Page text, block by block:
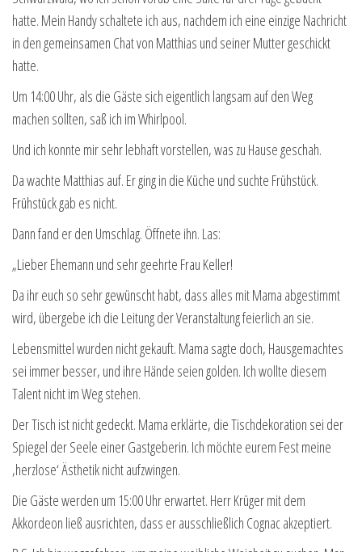
hatte. Mein Handy schaltete ich aus, nachdem ich eine einzige Nachricht
in den gemeinsamen Chat von Matthias und seiner Mutter geschickt
hatte.
Um 14:00 Uhr, als die Gäste sich eigentlich langsam auf den Weg
machen sollten, saß ich im Whirlpool.
Und ich konnte mir sehr lebhaft vorstellen, was zu Hause geschah.
Da wachte Matthias auf. Er ging in die Küche und suchte Frühstück.
Frühstück gab es nicht.
Dann fand er den Umschlag. Öffnete ihn. Las:
„Lieber Ehemann und sehr geehrte Frau Keller!
Da ihr euch so sehr gewünscht habt, dass alles mit Mama abgestimmt
wird, übergebe ich die Leitung der Veranstaltung feierlich an sie.
Lebensmittel wurden nicht gekauft. Mama sagte doch, Hausgemachtes
sei immer besser, und ihre Hände seien golden. Ich wollte diesem
Talent nicht im Weg stehen.
Der Tisch ist nicht gedeckt. Mama erklärte, die Tischdekoration sei der
Spiegel der Seele einer Gastgeberin. Ich möchte eurem Fest meine
‚herzlose‘ Ästhetik nicht aufzwingen.
Die Gäste werden um 15:00 Uhr erwartet. Herr Krüger mit dem
Akkordeon ließ ausrichten, dass er ausschließlich Cognac akzeptiert.